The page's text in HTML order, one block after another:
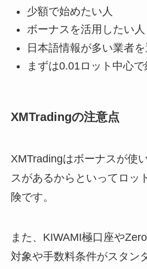
少額で始めたい人
ボーナスを活用したい人
日本語情報が多い業者
まずは0.01ロット中心
XMTradingの注意点
XMTradingはボーナスが使
スがあるからといってロッ
険です。
また、KIWAMI極口座や
対象や手数料条件がスタン